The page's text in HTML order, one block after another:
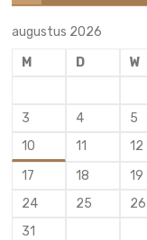
augustus 2026
M
D W
3
4 5
10
11 12
17
18 19
24
25 26
31